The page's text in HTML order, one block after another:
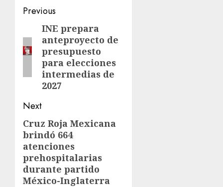
Previous
INE prepara
anteproyecto de
presupuesto
para elecciones
intermedias de
2027
Next
Cruz Roja Mexicana
brindó 664
atenciones
prehospitalarias
durante partido
México-Inglaterra